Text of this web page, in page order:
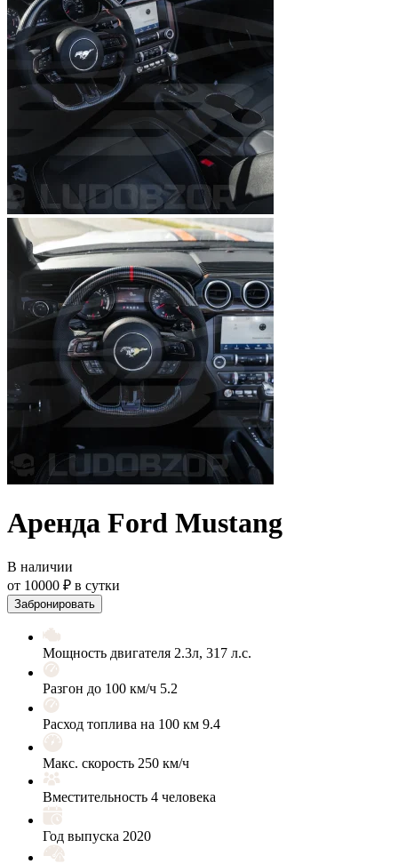
Аренда Ford Mustang
В наличии
от 10000 ₽ в сутки
Забронировать
Мощность двигателя 2.3л, 317 л.с.
Разгон до 100 км/ч 5.2
Расход топлива на 100 км 9.4
Макс. скорость 250 км/ч
Вместительность 4 человека
Год выпуска 2020